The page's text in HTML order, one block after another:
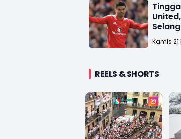
Inter
Kamis 21
REELS & SHORTS